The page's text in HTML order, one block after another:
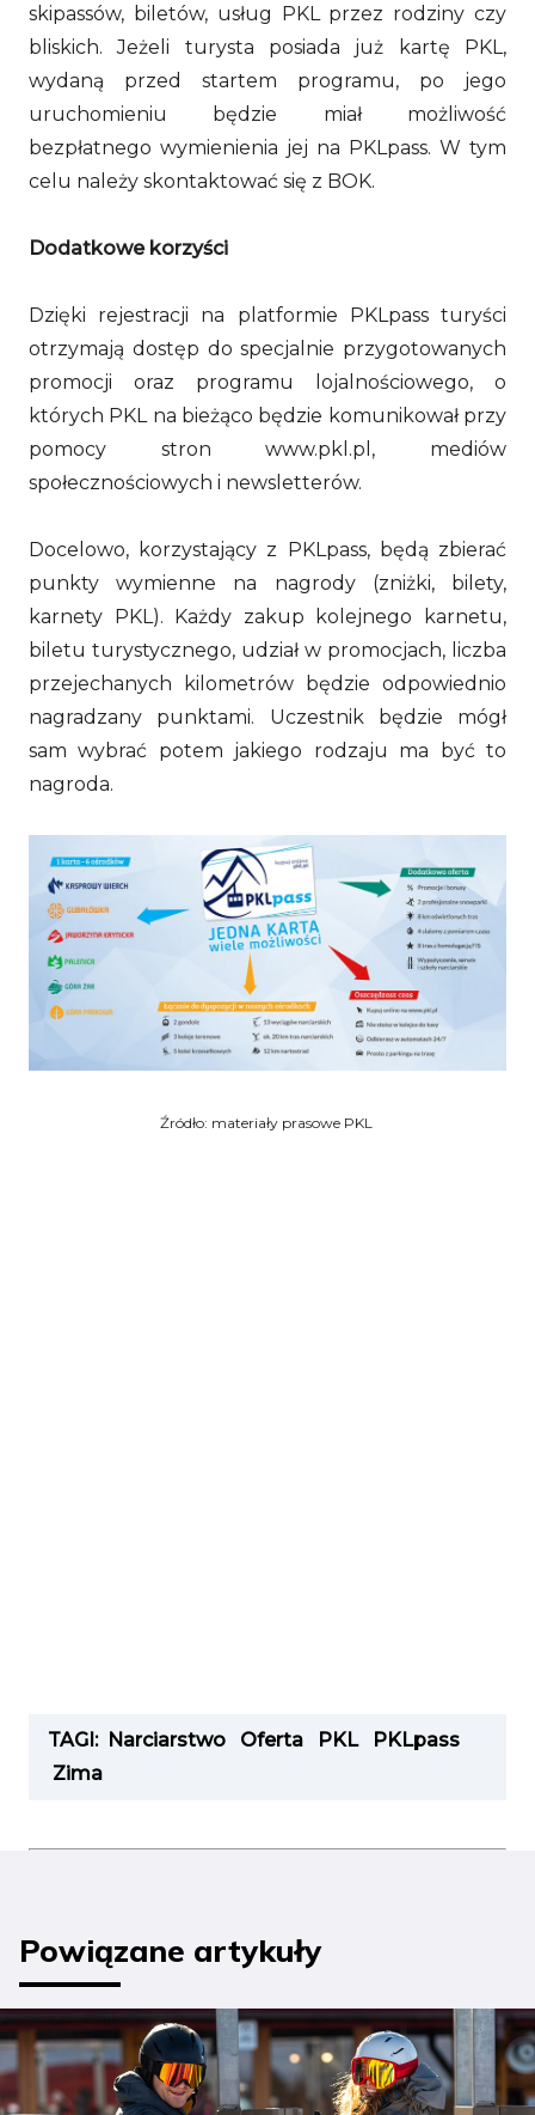
skipassów, biletów, usług PKL przez rodziny czy
bliskich. Jeżeli turysta posiada już kartę PKL,
wydaną przed startem programu, po jego
uruchomieniu będzie miał możliwość
bezpłatnego wymienienia jej na PKLpass. W tym
celu należy skontaktować się z BOK.
Dodatkowe korzyści
Dzięki rejestracji na platformie PKLpass turyści
otrzymają dostęp do specjalnie przygotowanych
promocji oraz programu lojalnościowego, o
których PKL na bieżąco będzie komunikował przy
pomocy stron www.pkl.pl, mediów
społecznościowych i newsletterów.
Docelowo, korzystający z PKLpass, będą zbierać
punkty wymienne na nagrody (zniżki, bilety,
karnety PKL). Każdy zakup kolejnego karnetu,
biletu turystycznego, udział w promocjach, liczba
przejechanych kilometrów będzie odpowiednio
nagradzany punktami. Uczestnik będzie mógł
sam wybrać potem jakiego rodzaju ma być to
nagroda.
Źródło: materiały prasowe PKL
TAGI: Narciarstwo Oferta PKL
PKLpass
Zima
Powiązane artykuły